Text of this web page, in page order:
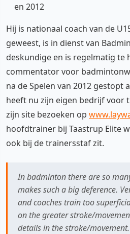
en 2012
Hij is nationaal coach van de
geweest, is in dienst van
deskundige en is regelmatig te
commentator voor
na de Spelen van 2012 gestopt
heeft nu zijn eigen bedrijf voor
zijn site bezoeken op
hoofdtrainer bij Taastrup Elite
ook bij de trainersstaf zit.
In badminton there are so
makes such a big deference.
and coaches train too
on the greater stroke/
details in the stroke/